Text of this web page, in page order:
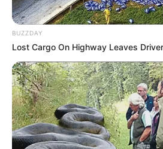
BUZZDAY
Lost Cargo On Highway Leaves